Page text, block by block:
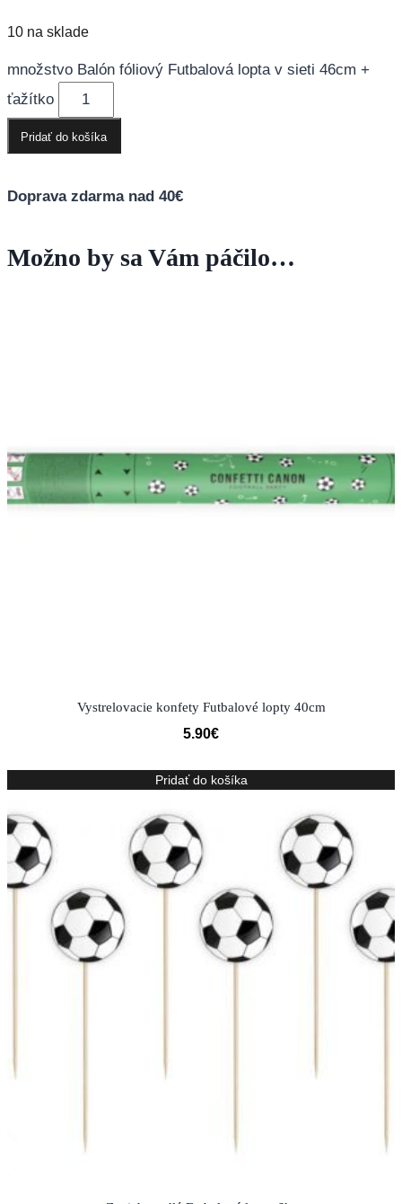
10 na sklade
množstvo Balón fóliový Futbalová lopta v sieti 46cm +
ťažítko
Pridať do košíka
Doprava zdarma nad 40€
Možno by sa Vám páčilo…
Vystrelovacie konfety Futbalové lopty 40cm
5.90€
Pridať do košíka